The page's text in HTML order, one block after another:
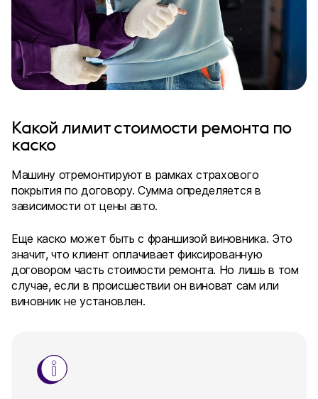
Какой лимит стоимости ремонта по
каско
Машину отремонтируют в рамках страхового
покрытия по договору. Сумма определяется в
зависимости от цены авто.
Еще каско может быть с франшизой виновника. Это
значит, что клиент оплачивает фиксированную
договором часть стоимости ремонта. Но лишь в том
случае, если в происшествии он виноват сам или
виновник не установлен.